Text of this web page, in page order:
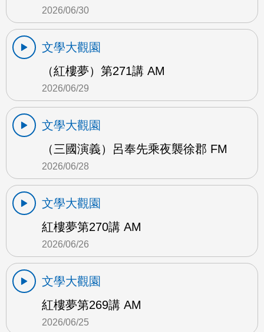
2026/06/30
文學大觀園
（紅樓夢）第271講 AM
2026/06/29
文學大觀園
（三國演義）呂奉先乘夜襲徐郡 FM
2026/06/28
文學大觀園
紅樓夢第270講 AM
2026/06/26
文學大觀園
紅樓夢第269講 AM
2026/06/25